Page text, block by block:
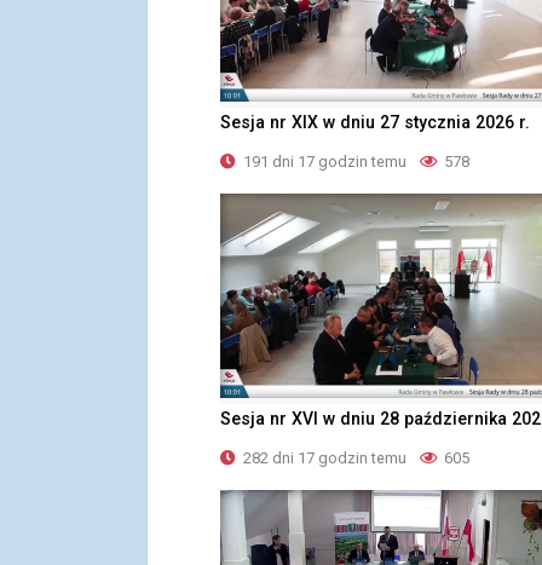
Sesja nr XIX w dniu 27 stycznia 2026 r.
191 dni 17 godzin temu 578
Sesja nr XVI w dniu 28 października
282 dni 17 godzin temu 605